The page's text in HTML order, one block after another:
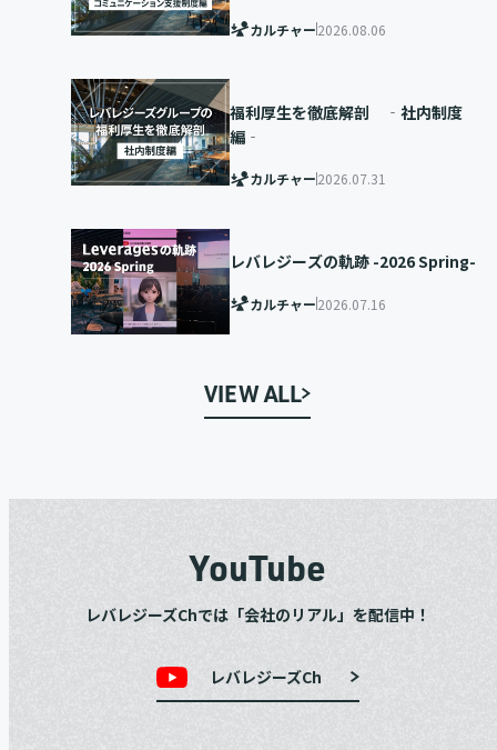
カルチャー2026.08.06
福利厚生を徹底解剖 ‐社内制度
編‐
カルチャー2026.07.31
レバレジーズの軌跡 -2026 Spring-
カルチャー2026.07.16
VIEW ALL
YouTube
レバレジーズChでは「会社のリアル」を配信中！
レバレジーズCh